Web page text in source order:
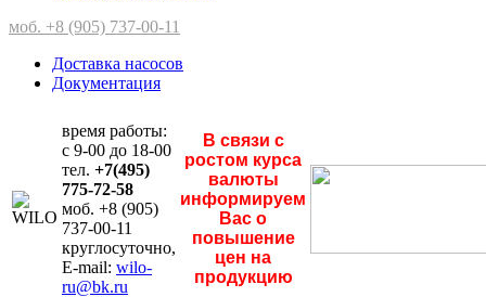
моб. +8 (905) 737-00-11
Доставка насосов
Документация
время работы:
с 9-00 до 18-00
тел. +7(495)
775-72-58
моб. +8 (905)
737-00-11
круглосуточно,
E-mail: wilo-
ru@bk.ru
В связи с
ростом курса
валюты
информируем
Вас о
повышение
цен на
продукцию